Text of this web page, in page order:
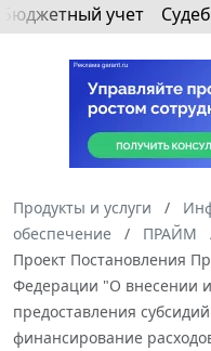
Бюджетный учет
Продукты и услуги
обеспечение
ПРАЙМ
Проект Постановления
Федерации "О внесении
предоставления
финансирование